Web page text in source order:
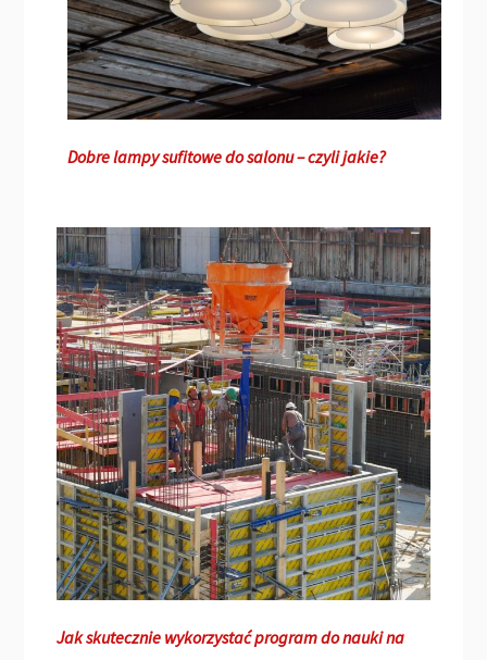
Dobre lampy sufitowe do salonu – czyli jakie?
Jak skutecznie wykorzystać program do nauki na